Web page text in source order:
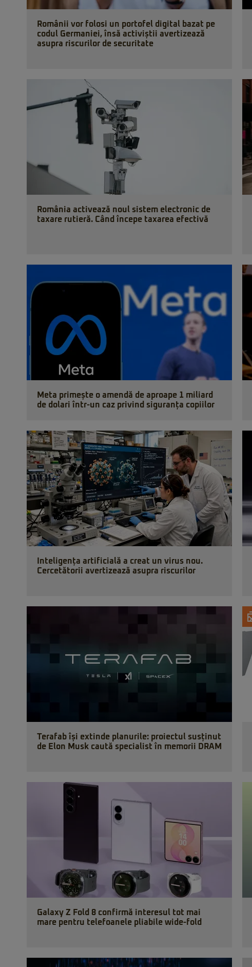
Românii vor folosi un portofel digital bazat pe
codul Germaniei, însă activiștii avertizează
asupra riscurilor de securitate
România activează noul sistem electronic de
taxare rutieră. Când începe taxarea efectivă
Meta primește o amendă de aproape 1 miliard
de dolari într-un caz privind siguranța copiilor
Inteligența artificială a creat un virus nou.
Cercetătorii avertizează asupra riscurilor
Terafab își extinde planurile: proiectul susținut
de Elon Musk caută specialist în memorii DRAM
Galaxy Z Fold 8 confirmă interesul tot mai
mare pentru telefoanele pliabile wide-fold